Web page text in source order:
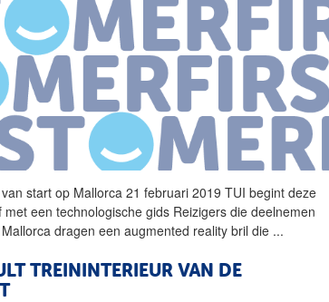
start op Mallorca 21 februari 2019 TUI begint deze
met een technologische gids Reizigers die deelnemen
dragen een augmented reality bril die ...
TREININTERIEUR VAN DE